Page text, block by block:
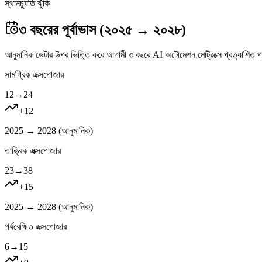
স্থানচ্যুতি ঝুঁকি
৩ বছরের পূর্বাভাস (২০২৫ → ২০২৮)
আনুমানিক ডেটার উপর ভিত্তি করে আগামী ৩ বছরে AI অটোমেশন মেট্রিক্সে প্রত্যাশিত
সামগ্রিক এক্সপোজার
12 → 24
+12
2025 → 2028 (আনুমানিক)
তাত্ত্বিক এক্সপোজার
23→38
+15
2025 → 2028 (আনুমানিক)
পর্যবেক্ষিত এক্সপোজার
6→ 15